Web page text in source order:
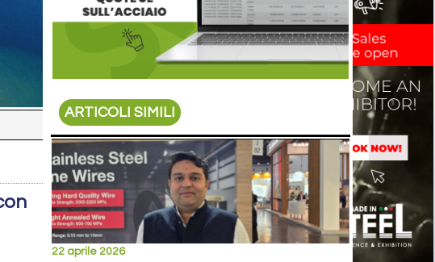
ARTICOLI SIMILI
22 aprile 2026